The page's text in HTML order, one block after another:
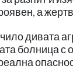
а
дивата
болница с